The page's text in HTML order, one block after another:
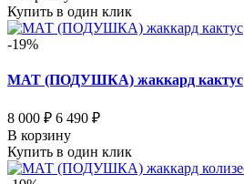
Купить в один клик
-19%
МАТ (ПОДУШКА) жаккард кактус
8 000 ₽ 6 490 ₽
В корзину
Купить в один клик